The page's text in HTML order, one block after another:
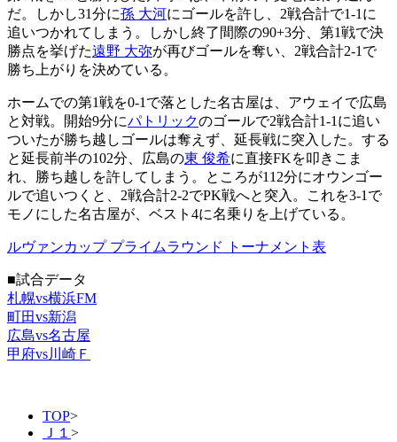
だ。しかし31分に孫 大河にゴールを許し、2戦合計で1-1に
追いつかれてしまう。しかし終了間際の90+3分、第1戦で決
勝点を挙げた遠野 大弥が再びゴールを奪い、2戦合計2-1で
勝ち上がりを決めている。
ホームでの第1戦を0-1で落とした名古屋は、アウェイで広島
と対戦。開始9分にパトリックのゴールで2戦合計1-1に追い
ついたが勝ち越しゴールは奪えず、延長戦に突入した。する
と延長前半の102分、広島の東 俊希に直接FKを叩きこま
れ、勝ち越しを許してしまう。ところが112分にオウンゴー
ルで追いつくと、2戦合計2-2でPK戦へと突入。これを3-1で
モノにした名古屋が、ベスト4に名乗りを上げている。
ルヴァンカップ プライムラウンド トーナメント表
■試合データ
札幌vs横浜FM
町田vs新潟
広島vs名古屋
甲府vs川崎Ｆ
TOP>
Ｊ１ >